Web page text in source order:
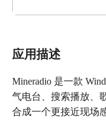
应用描述
Mineradio 是一款
气电台、搜索播放、
合成一个更接近现场